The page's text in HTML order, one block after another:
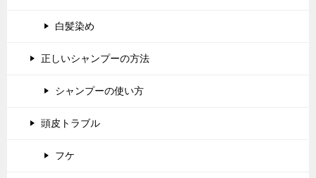
白髪染め
正しいシャンプーの方法
シャンプーの使い方
頭皮トラブル
フケ